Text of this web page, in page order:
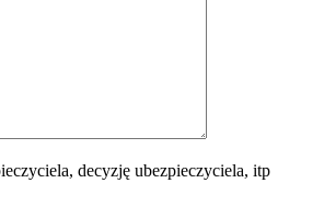
decyzję ubezpieczyciela, itp